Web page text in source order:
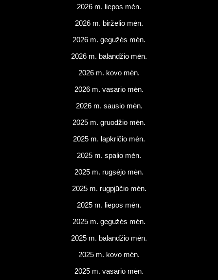
2026 m. liepos mėn.
2026 m. birželio mėn.
2026 m. gegužės mėn.
2026 m. balandžio mėn.
2026 m. kovo mėn.
2026 m. vasario mėn.
2026 m. sausio mėn.
2025 m. gruodžio mėn.
2025 m. lapkričio mėn.
2025 m. spalio mėn.
2025 m. rugsėjo mėn.
2025 m. rugpjūčio mėn.
2025 m. liepos mėn.
2025 m. gegužės mėn.
2025 m. balandžio mėn.
2025 m. kovo mėn.
2025 m. vasario mėn.